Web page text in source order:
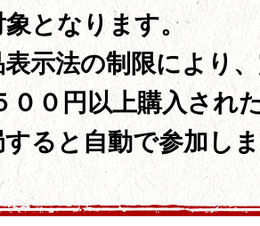
象となります。
表示法の制限により
００円以上購入され
すると自動で参加し